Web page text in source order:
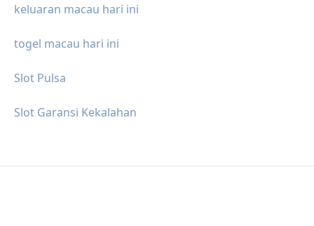
keluaran macau hari ini
togel macau hari ini
Slot Pulsa
Slot Garansi Kekalahan